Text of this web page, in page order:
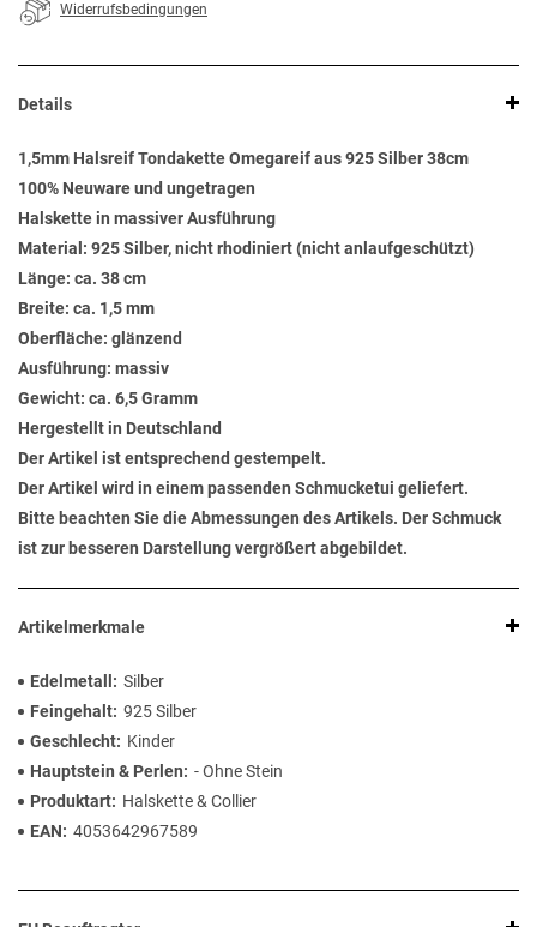
Widerrufsbedingungen
Details
1,5mm Halsreif Tondakette Omegareif aus 925 Silber 38cm
100% Neuware und ungetragen
Halskette in massiver Ausführung
Material: 925 Silber, nicht rhodiniert (nicht anlaufgeschützt)
Länge: ca. 38 cm
Breite: ca. 1,5 mm
Oberfläche: glänzend
Ausführung: massiv
Gewicht: ca. 6,5 Gramm
Hergestellt in Deutschland
Der Artikel ist entsprechend gestempelt.
Der Artikel wird in einem passenden Schmucketui geliefert.
Bitte beachten Sie die Abmessungen des Artikels. Der Schmuck
ist zur besseren Darstellung vergrößert abgebildet.
Artikelmerkmale
Edelmetall
Silber
Feingehalt 925 Silber
Geschlecht
Kinder
Hauptstein & Perlen
- Ohne Stein
Produktart
Halskette & Collier
EAN
4053642967589